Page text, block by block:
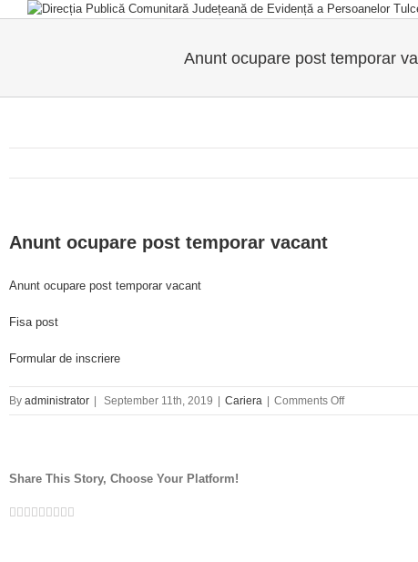
Anunt ocupare post temporar
Anunt ocupare post temporar vacant
Anunt ocupare post temporar vacant
Fisa post
Formular de inscriere
By administrator September 11th, 2019 Cariera Comments Offon
Anunt
Share This Story, Choose Your Platform!
Facebook
Twitter
Linkedin
Reddit
Whatsapp
Google+
Tumblr
Pinterest
Vk